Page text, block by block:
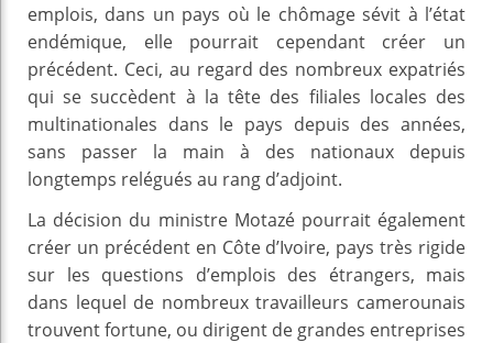
emplois, dans un pays où le chômage sévit à l’état
endémique, elle pourrait cependant créer un
précédent. Ceci, au regard des nombreux expatriés
qui se succèdent à la tête des filiales locales des
multinationales dans le pays depuis des années,
sans passer la main à des nationaux depuis
longtemps relégués au rang d’adjoint.
La décision du ministre Motazé pourrait également
créer un précédent en Côte d’Ivoire, pays très rigide
sur les questions d’emplois des étrangers, mais
dans lequel de nombreux travailleurs camerounais
trouvent fortune, ou dirigent de grandes entreprises